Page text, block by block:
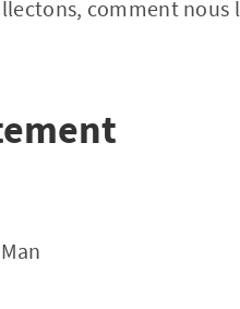
comment nous